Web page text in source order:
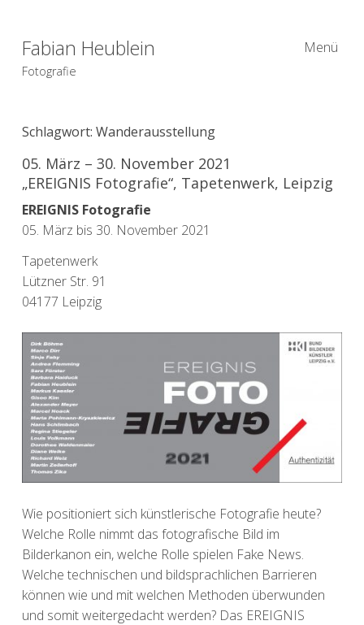
Fabian Heublein
Fotografie
Menü
Schlagwort: Wanderausstellung
05. März – 30. November 2021
„EREIGNIS Fotografie“, Tapetenwerk, Leipzig
EREIGNIS Fotografie
05. März bis 30. November 2021
Tapetenwerk
Lützner Str. 91
04177 Leipzig
Wie positioniert sich künstlerische Fotografie heute?
Welche Rolle nimmt das fotografische Bild im
Bilderkanon ein, welche Rolle spielen Fake News.
Welche technischen und bildsprachlichen Barrieren
können wie und mit welchen Methoden überwunden
und somit weitergedacht werden? Das EREIGNIS